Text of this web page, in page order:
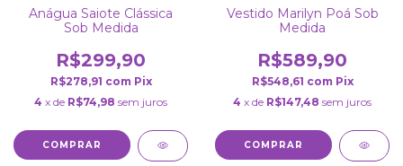
Anágua Saiote Clássica
Sob Medida
R$299,90
R$278,91 com Pix
4 x de R$74,98 sem juros
COMPRAR
Vestido Marilyn Poá Sob
Medida
R$589,90
R$548,61 com Pix
4 x de R$147,48 sem juros
COMPRAR